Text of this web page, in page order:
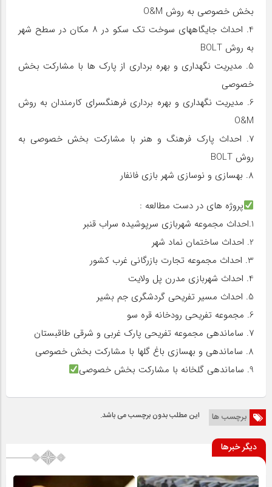
بخش خصوصی به روش O&M
4. احداث جایگاههای سوخت تک سکو در ۸ مکان در سطح شهر
به روش BOLT
5. مدیریت نگهداری و بهره برداری از پارک ها با مشارکت بخش
خصوصی
6. مدیریت نگهداری و بهره برداری فرهنگسرای کارمندان به روش
O&M
7. احداث پارک فرهنگ و هنر با مشارکت بخش خصوصی به
روش BOLT
8. بهسازی و نوسازی شهر بازی فانفار
پروژه های در دست مطالعه :
1.احداث مجموعه شهربازی سرپوشیده سراب قنبر
2. احداث ساختمان نماد شهر
3. احداث مجموعه تجارت بازرگانی غرب کشور
4. احداث شهربازی مدرن پل ولایت
5. احداث مسیر تفریحی گردشگری جم بشیر
6. مجموعه تفریحی رودخانه قره سو
7. ساماندهی مجموعه تفریحی پارک غربی و شرقی طاقبستان
8. ساماندهی و بهسازی باغ گلها با مشارکت بخش خصوصی
9. ساماندهی گلخانه با مشارکت بخش خصوصی
برچسب ها این مطلب بدون برچسب می باشد.
دیگر خبرها